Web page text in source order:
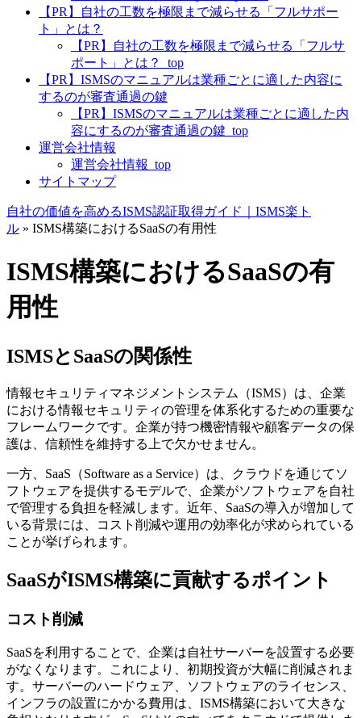
【PR】自社の工数を極限まで減らせる「フルサポー
ト」とは？
【PR】自社の工数を極限まで減らせる「フルサ
ポート」とは？_top
【PR】ISMSのマニュアルは業種ごとに適した内容に
するのが審査通過の鍵
【PR】ISMSのマニュアルは業種ごとに適した内
容にするのが審査通過の鍵_top
運営会社情報
運営会社情報_top
サイトマップ
自社の価値を高めるISMS認証取得ガイド｜ISMS楽ト
ル » ISMS構築におけるSaaSの有用性
ISMS構築におけるSaaSの有
用性
ISMSとSaaSの関係性
情報セキュリティマネジメントシステム（ISMS）は、企業
における情報セキュリティの管理を体系化するための重要な
フレームワークです。企業が持つ機密情報や顧客データの保
護は、信頼性を維持する上で欠かせません。
一方、SaaS（Software as a Service）は、クラウドを通じてソ
フトウェアを提供するモデルで、企業がソフトウェアを自社
で管理する負担を軽減します。近年、SaaSの導入が増加して
いる背景には、コスト削減や運用の効率化が求められている
ことが挙げられます。
SaaSがISMS構築に貢献するポイント
コスト削減
SaaSを利用することで、企業は自社サーバーを設置する必要
がなくなります。これにより、初期投資が大幅に削減されま
す。サーバーのハードウェア、ソフトウェアのライセンス、
インフラの設置にかかる費用は、ISMS構築において大きな